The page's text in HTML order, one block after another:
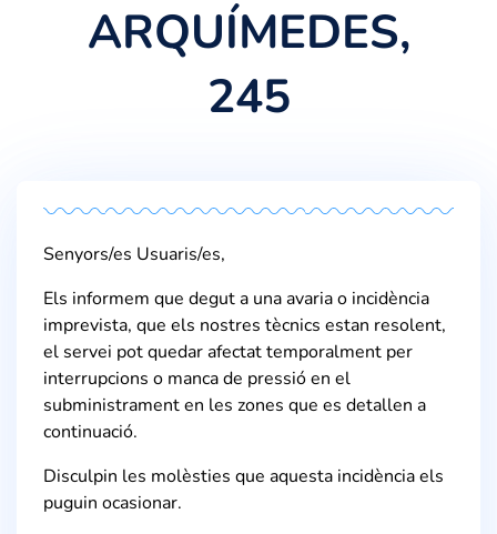
ARQUÍMEDES,
245
Senyors/es Usuaris/es,
Els informem que degut a una avaria o incidència
imprevista, que els nostres tècnics estan resolent,
el servei pot quedar afectat temporalment per
interrupcions o manca de pressió en el
subministrament en les zones que es detallen a
continuació.
Disculpin les molèsties que aquesta incidència els
puguin ocasionar.